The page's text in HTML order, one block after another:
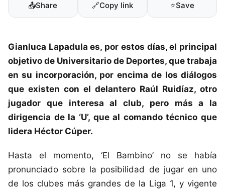
📤Share 🔗Copy link ⭐Save
Gianluca Lapadula es, por estos días, el principal
objetivo de Universitario de Deportes, que trabaja
en su incorporación, por encima de los diálogos
que existen con el delantero Raúl Ruidíaz, otro
jugador que interesa al club, pero más a la
dirigencia de la ‘U’, que al comando técnico que
lidera Héctor Cúper.
Hasta el momento, ‘El Bambino’ no se había
pronunciado sobre la posibilidad de jugar en uno
de los clubes más grandes de la Liga 1, y vigente